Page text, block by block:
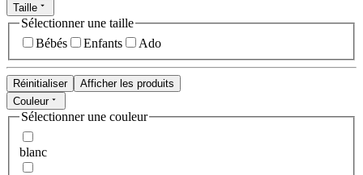
Taille
Sélectionner une taille
Bébés
Enfants Ado
Réinitialiser
Afficher les produits
Couleur
Sélectionner une couleur
blanc